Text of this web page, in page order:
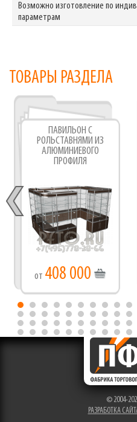
Возможно изготовление по
параметрам
ТОВАРЫ РАЗДЕЛА
ПАВИЛЬОН С
РОЛЬСТАВНЯМИ ИЗ
АЛЮМИНИЕВОГО
ПРОФИЛЯ
от 408 000
© 2004-
РАЗРАБОТКА